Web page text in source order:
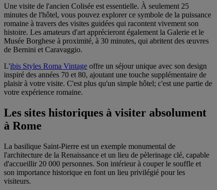
Une visite de l'ancien Colisée est essentielle. À seulement 25
minutes de l'hôtel, vous pouvez explorer ce symbole de la puissance
romaine à travers des visites guidées qui racontent vivement son
histoire. Les amateurs d'art apprécieront également la Galerie et le
Musée Borghese à proximité, à 30 minutes, qui abritent des œuvres
de Bernini et Caravaggio.
L'ibis Styles Roma Vintage offre un séjour unique avec son design
inspiré des années 70 et 80, ajoutant une touche supplémentaire de
plaisir à votre visite. C'est plus qu'un simple hôtel; c'est une partie de
votre expérience romaine.
Les sites historiques à visiter absolument
à Rome
La basilique Saint-Pierre est un exemple monumental de
l'architecture de la Renaissance et un lieu de pèlerinage clé, capable
d'accueillir 20 000 personnes. Son intérieur à couper le souffle et
son importance historique en font un lieu privilégié pour les
visiteurs.